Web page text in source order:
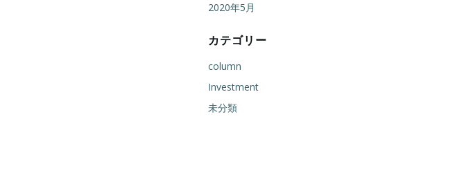
2020年5月
カテゴリー
column
Investment
未分類